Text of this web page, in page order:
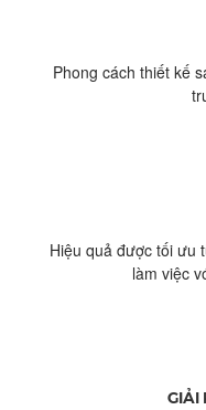
Phong cách thiết kế
Hiệu quả được tối ưu
làm việc
GIẢI